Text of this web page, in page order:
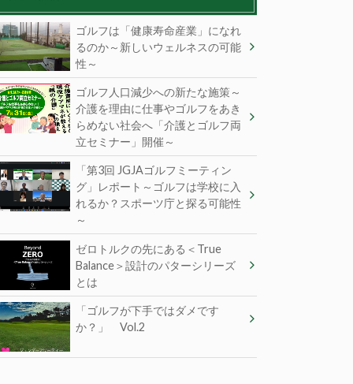
ゴルフは「健康寿命産業」になれ
るのか～新しいウェルネスの可能
性～
ゴルフ人口減少への新たな施策～
介護を理由に仕事やゴルフをあき
らめない社会へ「介護とゴルフ両
立セミナー」開催～
「第3回 JGJAゴルフミーティン
グ」レポート～ゴルフは学校に入
れるか？スポーツ庁と探る可能性
～
ゼロトルクの先にある＜True
Balance＞設計のパターシリーズ
とは
「ゴルフが下手ではダメです
か？」 Vol.2